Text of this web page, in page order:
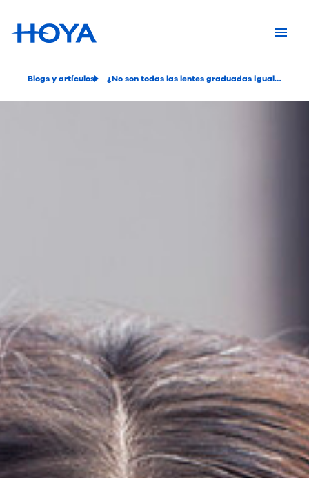
Blogs y artículos ¿No son todas las lentes graduadas iguales?